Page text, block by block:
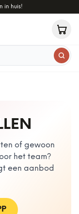
in huis!
of gewoon
het team?
een aanbod